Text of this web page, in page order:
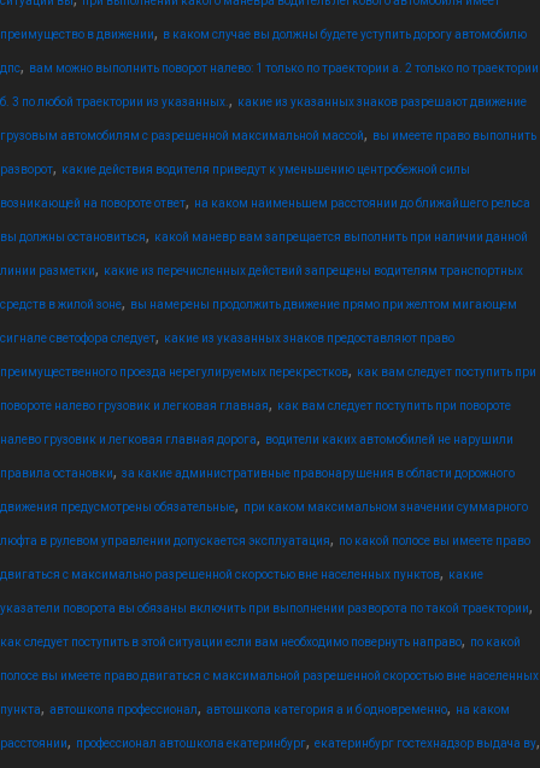
преимущество в движении, в каком случае вы должны будете уступить дорогу автомобилю
дпс, вам можно выполнить поворот налево: 1 только по траектории а. 2 только по траектории
б. 3 по любой траектории из указанных. , какие из указанных знаков разрешают движение
грузовым автомобилям с разрешенной максимальной массой, вы имеете право выполнить
разворот, какие действия водителя приведут к уменьшению центробежной силы
возникающей на повороте ответ, на каком наименьшем расстоянии до ближайшего рельса
вы должны остановиться, какой маневр вам запрещается выполнить при наличии данной
линии разметки, какие из перечисленных действий запрещены водителям транспортных
средств в жилой зоне, вы намерены продолжить движение прямо при желтом мигающем
сигнале светофора следует, какие из указанных знаков предоставляют право
преимущественного проезда нерегулируемых перекрестков, как вам следует поступить при
повороте налево грузовик и легковая главная, как вам следует поступить при повороте
налево грузовик и легковая главная дорога, водители каких автомобилей не нарушили
правила остановки, за какие административные правонарушения в области дорожного
движения предусмотрены обязательные, при каком максимальном значении суммарного
люфта в рулевом управлении допускается эксплуатация, по какой полосе вы имеете право
двигаться с максимально разрешенной скоростью вне населенных пунктов, какие
указатели поворота вы обязаны включить при выполнении разворота по такой траектории,
как следует поступить в этой ситуации если вам необходимо повернуть направо, по какой
полосе вы имеете право двигаться с максимальной разрешенной скоростью вне населенных
пункта, автошкола профессионал, автошкола категория а и б одновременно, на каком
расстоянии, профессионал автошкола екатеринбург, екатеринбург гостехнадзор выдача ву,